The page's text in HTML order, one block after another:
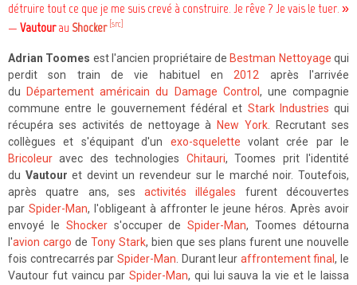
détruire tout ce que je me suis crevé à construire. Je rêve ? Je vais le tuer. »
— Vautourau Shocker [src]
Adrian Toomes est l'ancien propriétaire de Bestman Nettoyage qui
perdit son train de vie habituel en 2012 après l'arrivée
du
Département américain du Damage Control , une compagnie
commune entre le gouvernement fédéral et Stark Industries qui
récupéra ses activités de nettoyage à
New York . Recrutant ses
collègues et s'équipant d'un exo-squelette volant crée par le
Bricoleur avec des technologies Chitauri, Toomes prit l'identité
du Vautouret devint un revendeur sur le marché noir. Toutefois,
après quatre ans, sesactivités illégales furent découvertes
par Spider-Man, l'obligeant à affronter le jeune héros. Après avoir
envoyé le Shockers'occuper deSpider-Man, Toomes détourna
l'avion cargo de Tony Stark, bien que ses plans furent une nouvelle
fois contrecarrés par Spider-Man . Durant leur affrontement final, le
Vautour fut vaincu par Spider-Man, qui lui sauva la vie et le laissa